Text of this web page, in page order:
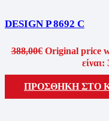
DESIGN P 8692 C
388,00€ Original price
είναι:
ΠΡΟΣΘΉΚΗ ΣΤΟ